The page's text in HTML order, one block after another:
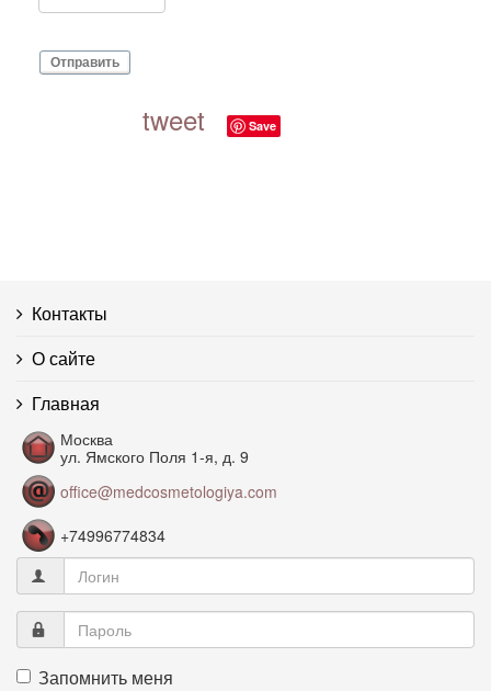
Отправить
tweet Save
Контакты
О сайте
Главная
Москва
ул. Ямского Поля 1-я, д. 9
office@medcosmetologiya.com
+74996774834
Запомнить меня